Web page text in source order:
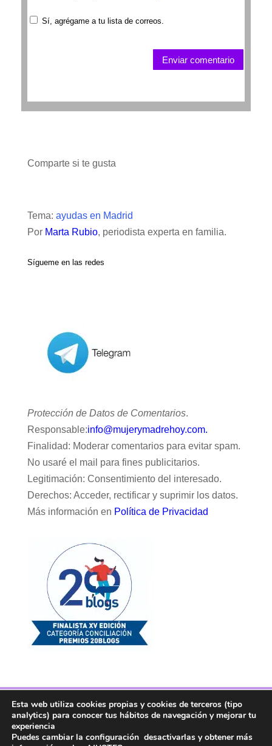
Sí, agrégame a tu lista de correos.
Enviar comentario
Comparte si te gusta
Tema: ayudas en Madrid
Por Marta Rubio, periodista experta en familia.
Sígueme en las redes
Protección de Datos de Comentarios.
Responsable:info@mujerymadrehoy.com.
Finalidad: Moderar comentarios para evitar spam.
No usaré el mail para fines publicitarios.
Legitimación: Consentimiento del interesado.
Derechos: Acceder, rectificar y suprimir los datos.
Más información en Política de Privacidad
Facebook Twitter Telegram
RSS
Instagram
Linkedin
Esta web utiliza cookies propias y cookies de terceros (tipo
analytics) para conocer tus hábitos de navegación y mejorar tu
experiencia
Puedes cambiar la configuración desactivarlas y obtener más